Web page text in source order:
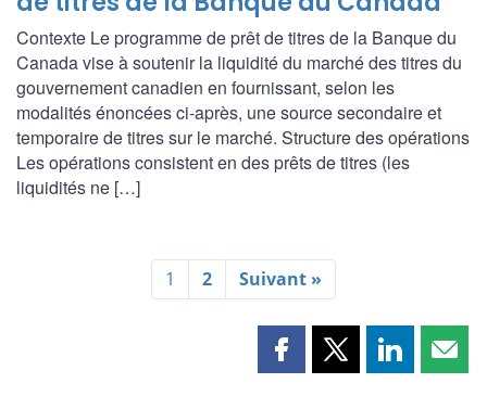
Contexte Le programme de prêt de titres de la Banque du
Canada vise à soutenir la liquidité du marché des titres du
gouvernement canadien en fournissant, selon les
modalités énoncées ci-après, une source secondaire et
temporaire de titres sur le marché. Structure des opérations
Les opérations consistent en des prêts de titres (les
liquidités ne […]
1 2 Suivant »
PartagerPartagerPartager